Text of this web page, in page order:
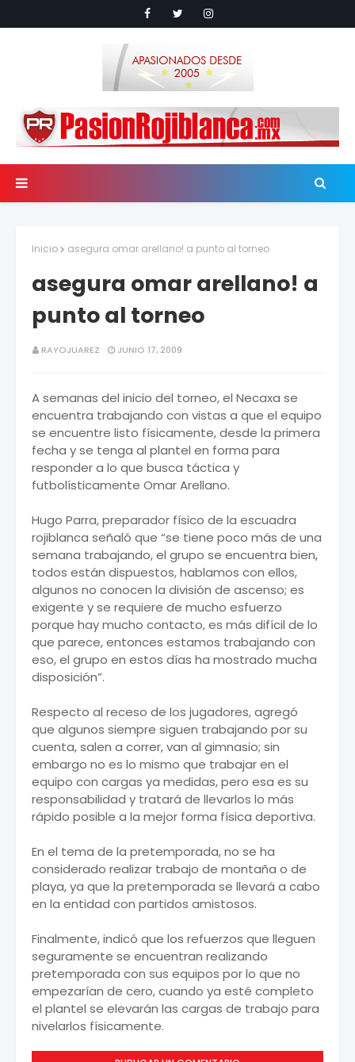
Inicio asegura omar arellano! a punto al torneo
asegura omar arellano! a
punto al torneo
RAYOJUAREZ JUNIO 17, 2009
A semanas del inicio del torneo, el Necaxa se
encuentra trabajando con vistas a que el equipo
se encuentre listo físicamente, desde la primera
fecha y se tenga al plantel en forma para
responder a lo que busca táctica y
futbolísticamente Omar Arellano.
Hugo Parra, preparador físico de la escuadra
rojiblanca señaló que “se tiene poco más de una
semana trabajando, el grupo se encuentra bien,
todos están dispuestos, hablamos con ellos,
algunos no conocen la división de ascenso; es
exigente y se requiere de mucho esfuerzo
porque hay mucho contacto, es más difícil de lo
que parece, entonces estamos trabajando con
eso, el grupo en estos días ha mostrado mucha
disposición”.
Respecto al receso de los jugadores, agregó
que algunos siempre siguen trabajando por su
cuenta, salen a correr, van al gimnasio; sin
embargo no es lo mismo que trabajar en el
equipo con cargas ya medidas, pero esa es su
responsabilidad y tratará de llevarlos lo más
rápido posible a la mejor forma física deportiva.
En el tema de la pretemporada, no se ha
considerado realizar trabajo de montaña o de
playa, ya que la pretemporada se llevará a cabo
en la entidad con partidos amistosos.
Finalmente, indicó que los refuerzos que lleguen
seguramente se encuentran realizando
pretemporada con sus equipos por lo que no
empezarían de cero, cuando ya esté completo
el plantel se elevarán las cargas de trabajo para
nivelarlos físicamente.